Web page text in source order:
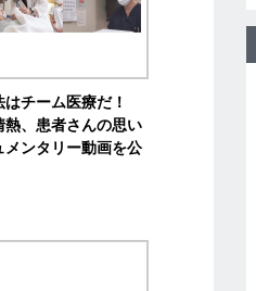
はチーム医療だ！
熱、患者さんの思い
メンタリー動画を公